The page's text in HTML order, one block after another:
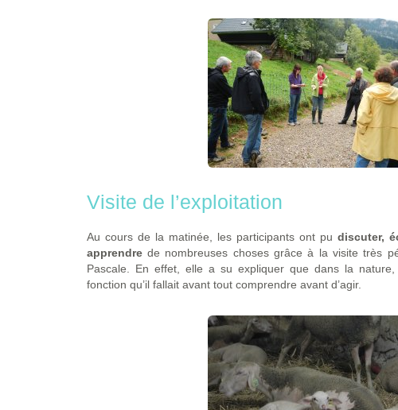
Visite de l’exploitation
Au cours de la matinée, les participants ont pudiscuter,
apprendrede nombreuses choses grâce à la visite très
Pascale. En effet, elle a su expliquer que dans la
fonction qu’il fallait avant tout comprendre avant d’agir.